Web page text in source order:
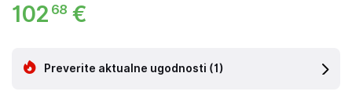
102 68 €
Preverite aktualne ugodnosti (1)